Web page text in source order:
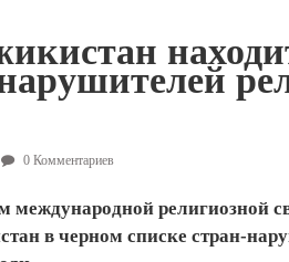
0 Комментариев
религиозной
в черном списке стран-